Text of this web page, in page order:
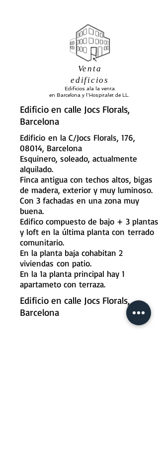
Venta
edificios
Edificios ala la venta
en Barcelona y l'Hospitalet de LL.
Edificio en calle Jocs Florals,
Barcelona
Edificio en la C/Jocs Florals, 176,
08014, Barcelona
Esquinero, soleado, actualmente
alquilado.
Finca antigua con techos altos, bigas
de madera, exterior y muy luminoso.
Con 3 fachadas en una zona muy
buena.
Edifico compuesto de bajo + 3 plantas
y loft en la última planta con terrado
comunitario.
En la planta baja cohabitan 2
viviendas con patio.
En la 1a planta principal hay 1
apartameto con terraza.
Edificio en calle Jocs Florals,
Barcelona